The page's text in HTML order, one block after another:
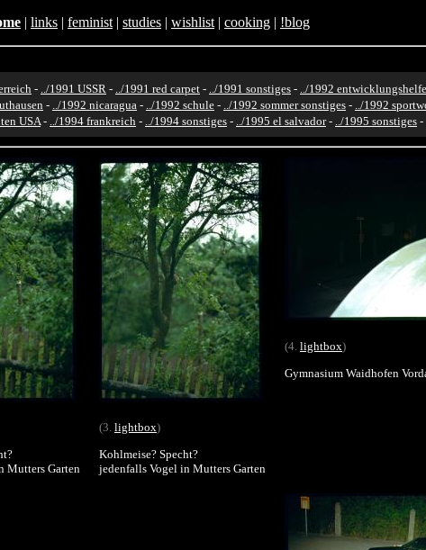
| links | feminist | studies | wishlist | cooking | !blog
- ../1991 USSR - ../1991 red carpet - ../1991 sonstiges - ../1992
- ../1992 nicaragua - ../1992 schule - ../1992 sommer sonstiges - ../1992
USA- ../1994 frankreich - ../1994 sonstiges - ../1995 el salvador- ../1995 sonstiges -
Mutters Garten
(3. lightbox)
Kohlmeise? Specht?
jedenfalls Vogel in Mutters Garten
(4. lightbox)
Gymnasium Waidhofen